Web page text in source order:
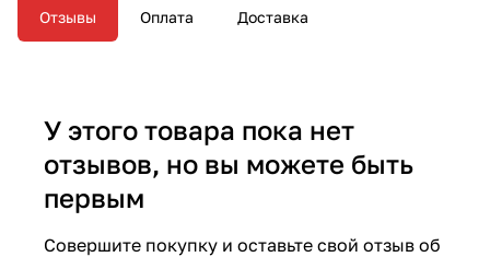
Отзывы Оплата Доставка
У этого товара пока нет
отзывов, но вы можете быть
первым
Совершите покупку и оставьте свой отзыв об